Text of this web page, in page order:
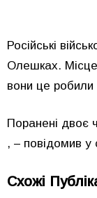
Російські
Олешках.
вони це робили
Поранені двоє
, – повідомив у
Схожі